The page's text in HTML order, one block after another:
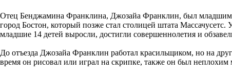
Отец Бенджамина Франклина, Джозайа Франклин, был младшим
город Бостон, который позже стал столицей штата
младшие 14 детей выросли, достигли совершеннолетия и
До отъезда Джозайа Франклин работал красильщиком, но на
время он рисовал или играл на скрипке, также он был